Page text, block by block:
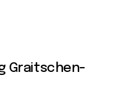
Graitschen-